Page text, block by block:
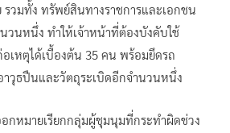
รวมทั้ง ทรัพย์สินทางราชการและเอกชน
วนหนึ่ง ทำให้เจ้าหน้าที่ต้องบังคับใช้
เหตุได้เบื้องต้น 35 คน พร้อมยึดรถ
วุธปืนและวัตถุระเบิดอีกจำนวนหนึ่ง
กหมายเรียกกลุ่มผู้ชุมนุมที่กระทำผิดช่วง